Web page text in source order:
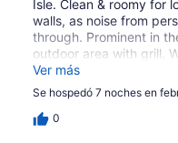
Isle. Clean & roomy for
walls, as noise from
through. Prominent in
outdoor area with grill.
these were, agent said
the listing; and that
park. Very
good location.
Ver más
Se hospedó 7 noches en
0